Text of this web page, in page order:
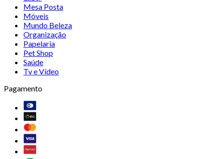
Mesa Posta
Móveis
Mundo Beleza
Organização
Papelaria
Pet Shop
Saúde
Tv e Vídeo
Pagamento